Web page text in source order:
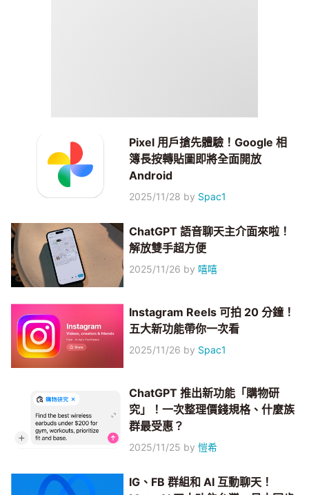
Pixel 用戶搶先體驗！Google 相
簿長按轉貼圖即將全面開放
Android
2025/11/28 by Spac1
ChatGPT 語音聊天主介面來啦！
解放雙手超方便
2025/11/26 by 嘻嘻
Instagram Reels 可拍 20 分鐘！
五大新功能帶你一次看
2025/11/26 by Spac1
ChatGPT 推出新功能「購物研
究」！一次整理價錢規格、什麼族
群最受惠？
2025/11/25 by愷希
IG、FB 群組和 AI 互動聊天！